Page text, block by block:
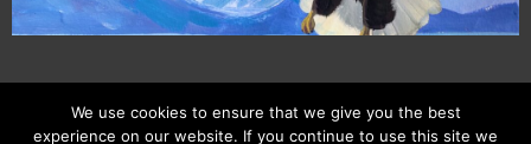
We use cookies to ensure that we give you the best
experience on our website. If you continue to use this site we